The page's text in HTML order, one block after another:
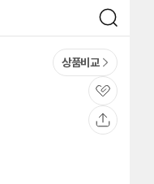
검
색
상품비교
관
심